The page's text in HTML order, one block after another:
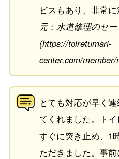
ビスもあり、非常に
元：水道修理のセ
(https://toiretumari-
center.com/
とても対応が早く
てくれました。ト
すぐに突き止め、1
ただきました。事